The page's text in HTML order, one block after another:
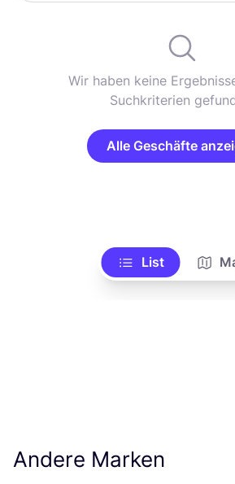
Wir haben keine
Suchkriterien
Alle Geschäfte
List
Andere Marken